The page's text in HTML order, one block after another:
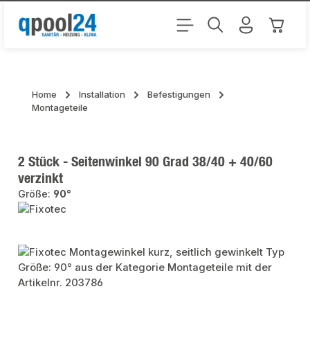
Zum Hauptinhalt springen
Home Installation
Befestigungen
Montageteile
2 Stück - Seitenwinkel 90 Grad 38/40 + 40/60
verzinkt
Größe: 90°
Bildergalerie überspringen